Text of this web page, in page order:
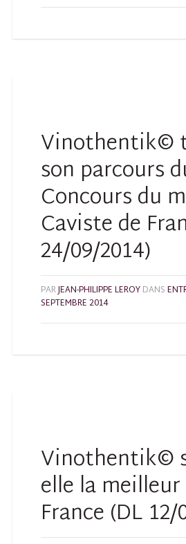
Vinothentik©
son parcours
Concours du
Caviste de
24/09/2014)
PARJEAN-PHILIPPE LEROYDANS
SEPTEMBRE 2014
Vinothentik©
elle la meilleur
France (DL